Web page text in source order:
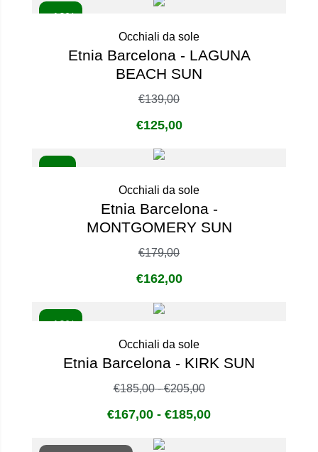
- 10%
Occhiali da sole
Etnia Barcelona - LAGUNA
BEACH SUN
€139,00
€125,00
Occhiali da sole
Etnia Barcelona -
MONTGOMERY SUN
€179,00
€162,00
- 10%
Occhiali da sole
Etnia Barcelona - KIRK SUN
€185,00-€205,00
€167,00 - €185,00